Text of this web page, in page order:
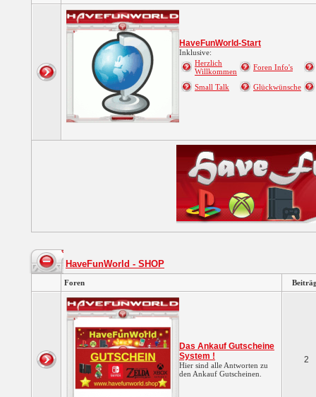
HaveFunWorld-Start
Inklusive:
Herzlich
Willkommen
Foren Info's
Small Talk Glückwünsche
HaveFunWorld - SHOP
Foren
Das Ankauf Gutscheine
System !
Hier sind alle Antworten zu
den Ankauf Gutscheinen.
2